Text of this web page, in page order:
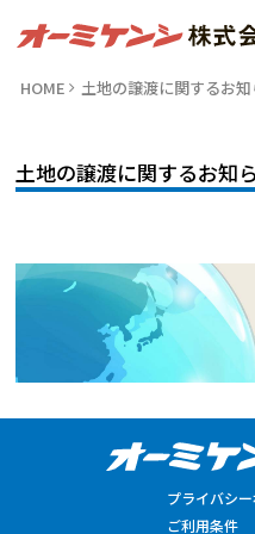
HOME 土地の譲渡に関するお知
土地の譲渡に関するお知
プライバシ
ご利用条件